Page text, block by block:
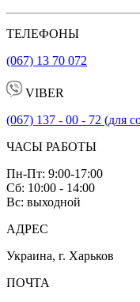
ТЕЛЕФОНЫ
(067) 13 70 072
VIBER
(067) 137 - 00 - 72 (для
ЧАСЫ РАБОТЫ
Пн-Пт: 9:00-17:00
Сб: 10:00 - 14:00
Вс: выходной
АДРЕС
Украина, г. Харьков
ПОЧТА